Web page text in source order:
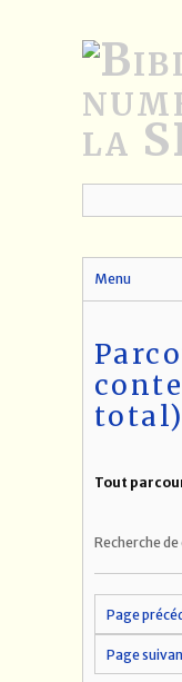
Menu
total)
Tout
Recherche
Page
Page